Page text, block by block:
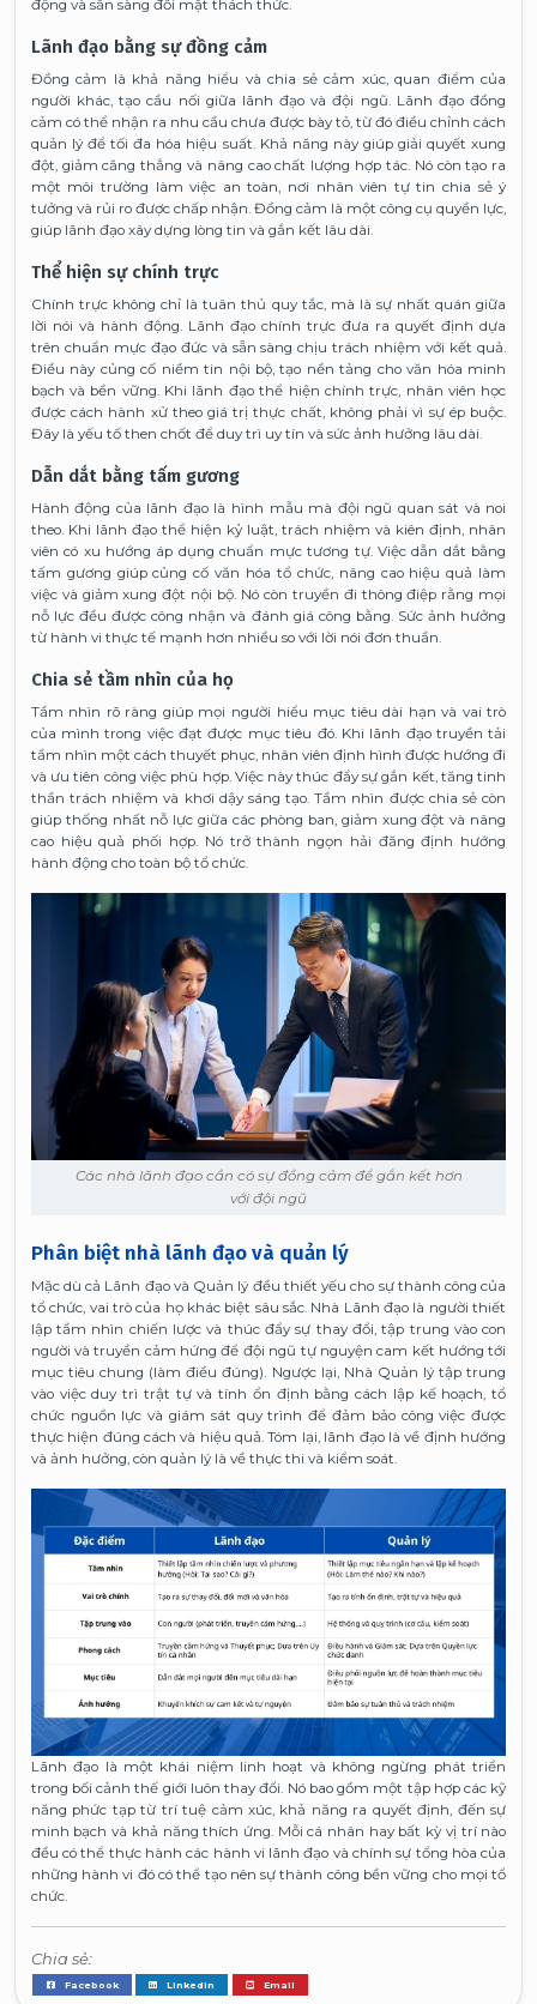
động và sẵn sàng đối mặt thách thức.
Lãnh đạo bằng sự đồng cảm
Đồng cảm là khả năng hiểu và chia sẻ cảm xúc, quan điểm của
người khác, tạo cầu nối giữa lãnh đạo và đội ngũ. Lãnh đạo đồng
cảm có thể nhận ra nhu cầu chưa được bày tỏ, từ đó điều chỉnh cách
quản lý để tối đa hóa hiệu suất. Khả năng này giúp giải quyết xung
đột, giảm căng thẳng và nâng cao chất lượng hợp tác. Nó còn tạo ra
một môi trường làm việc an toàn, nơi nhân viên tự tin chia sẻ ý
tưởng và rủi ro được chấp nhận. Đồng cảm là một công cụ quyền lực,
giúp lãnh đạo xây dựng lòng tin và gắn kết lâu dài.
Thể hiện sự chính trực
Chính trực không chỉ là tuân thủ quy tắc, mà là sự nhất quán giữa
lời nói và hành động. Lãnh đạo chính trực đưa ra quyết định dựa
trên chuẩn mực đạo đức và sẵn sàng chịu trách nhiệm với kết quả.
Điều này củng cố niềm tin nội bộ, tạo nền tảng cho văn hóa minh
bạch và bền vững. Khi lãnh đạo thể hiện chính trực, nhân viên học
được cách hành xử theo giá trị thực chất, không phải vì sự ép buộc.
Đây là yếu tố then chốt để duy trì uy tín và sức ảnh hưởng lâu dài.
Dẫn dắt bằng tấm gương
Hành động của lãnh đạo là hình mẫu mà đội ngũ quan sát và noi
theo. Khi lãnh đạo thể hiện kỷ luật, trách nhiệm và kiên định, nhân
viên có xu hướng áp dụng chuẩn mực tương tự. Việc dẫn dắt bằng
tấm gương giúp củng cố văn hóa tổ chức, nâng cao hiệu quả làm
việc và giảm xung đột nội bộ. Nó còn truyền đi thông điệp rằng mọi
nỗ lực đều được công nhận và đánh giá công bằng. Sức ảnh hưởng
từ hành vi thực tế mạnh hơn nhiều so với lời nói đơn thuần.
Chia sẻ tầm nhìn của họ
Tầm nhìn rõ ràng giúp mọi người hiểu mục tiêu dài hạn và vai trò
của mình trong việc đạt được mục tiêu đó. Khi lãnh đạo truyền tải
tầm nhìn một cách thuyết phục, nhân viên định hình được hướng đi
và ưu tiên công việc phù hợp. Việc này thúc đẩy sự gắn kết, tăng tinh
thần trách nhiệm và khơi dậy sáng tạo. Tầm nhìn được chia sẻ còn
giúp thống nhất nỗ lực giữa các phòng ban, giảm xung đột và nâng
cao hiệu quả phối hợp. Nó trở thành ngọn hải đăng định hướng
hành động cho toàn bộ tổ chức.
Các nhà lãnh đạo cần có sự đồng cảm để gắn kết hơn
với đội ngũ
Phân biệt nhà lãnh đạo và quản lý
Mặc dù cả Lãnh đạo và Quản lý đều thiết yếu cho sự thành công của
tổ chức, vai trò của họ khác biệt sâu sắc. Nhà Lãnh đạo là người thiết
lập tầm nhìn chiến lược và thúc đẩy sự thay đổi, tập trung vào con
người và truyền cảm hứng để đội ngũ tự nguyện cam kết hướng tới
mục tiêu chung (làm điều đúng). Ngược lại, Nhà Quản lý tập trung
vào việc duy trì trật tự và tính ổn định bằng cách lập kế hoạch, tổ
chức nguồn lực và giám sát quy trình để đảm bảo công việc được
thực hiện đúng cách và hiệu quả. Tóm lại, lãnh đạo là về định hướng
và ảnh hưởng, còn quản lý là về thực thi và kiểm soát.
Lãnh đạo là một khái niệm linh hoạt và không ngừng phát triển
trong bối cảnh thế giới luôn thay đổi. Nó bao gồm một tập hợp các kỹ
năng phức tạp từ trí tuệ cảm xúc, khả năng ra quyết định, đến sự
minh bạch và khả năng thích ứng. Mỗi cá nhân hay bất kỳ vị trí nào
đều có thể thực hành các hành vi lãnh đạo và chính sự tổng hòa của
những hành vi đó có thể tạo nên sự thành công bền vững cho mọi tổ
chức.
Chia sẻ:
Facebook Linkedin Email